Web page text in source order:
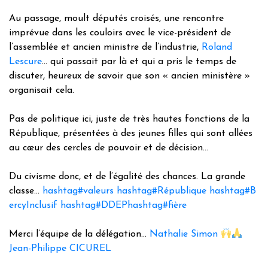
Au passage, moult députés croisés, une rencontre
imprévue dans les couloirs avec le vice-président de
l’assemblée et ancien ministre de l’industrie, Roland
Lescure… qui passait par là et qui a pris le temps de
discuter, heureux de savoir que son « ancien ministère »
organisait cela.
Pas de politique ici, juste de très hautes fonctions de la
République, présentées à des jeunes filles qui sont allées
au cœur des cercles de pouvoir et de décision…
Du civisme donc, et de l’égalité des chances. La grande
classe… hashtag#valeurs hashtag#République hashtag#B
ercyInclusif hashtag#DDEPhashtag#fière
Merci l’équipe de la délégation… Nathalie Simon
Jean-Philippe CICUREL